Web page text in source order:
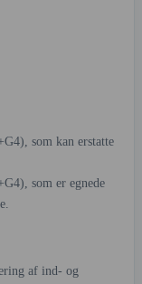
som kan erstatte
som er egnede
af ind- og